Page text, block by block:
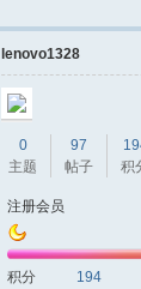
lenovo1328
0
主题
97
帖子
积
注册会员
积分 194